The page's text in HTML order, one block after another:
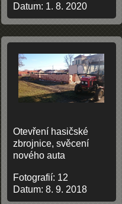
Datum: 1. 8. 2020
Otevření hasičské
zbrojnice, svěcení
nového auta
Fotografií: 12
Datum: 8. 9. 2018